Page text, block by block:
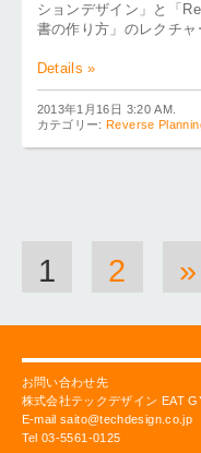
ションデザイン」と「
書の作り方」のレクチャ
Details »
2013年1月16日 3:20 AM.
カテゴリー:Reverse
1 2 »
お問い合わせ先
株式会社テックデザイン EAT
E-mail saito@techdesign.co.jp
Tel 03-5561-0125